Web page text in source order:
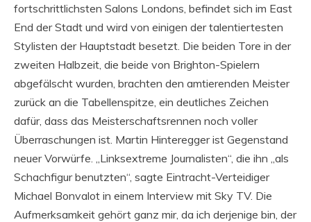
fortschrittlichsten Salons Londons, befindet sich im East
End der Stadt und wird von einigen der talentiertesten
Stylisten der Hauptstadt besetzt. Die beiden Tore in der
zweiten Halbzeit, die beide von Brighton-Spielern
abgefälscht wurden, brachten den amtierenden Meister
zurück an die Tabellenspitze, ein deutliches Zeichen
dafür, dass das Meisterschaftsrennen noch voller
Überraschungen ist. Martin Hinteregger ist Gegenstand
neuer Vorwürfe. „Linksextreme Journalisten“, die ihn „als
Schachfigur benutzten“, sagte Eintracht-Verteidiger
Michael Bonvalot in einem Interview mit Sky TV. Die
Aufmerksamkeit gehört ganz mir, da ich derjenige bin, der